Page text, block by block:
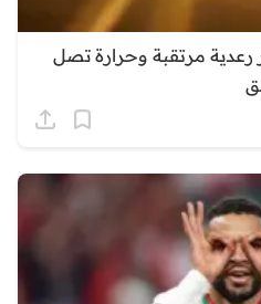
مرتقبة وحرارة تصل